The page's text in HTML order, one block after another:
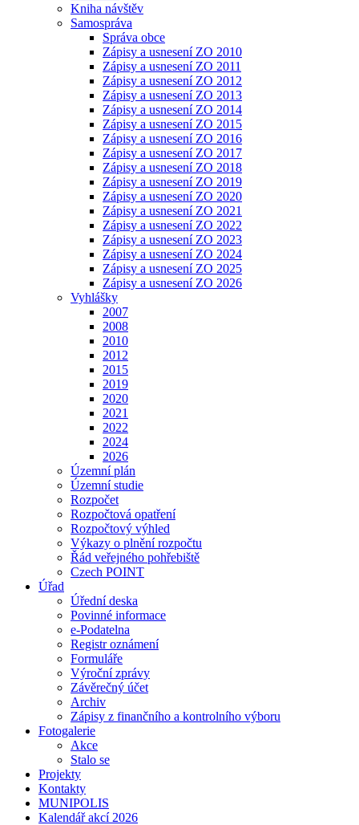
Kniha návštěv
Samospráva
Správa obce
Zápisy a usnesení ZO 2010
Zápisy a usnesení ZO 2011
Zápisy a usnesení ZO 2012
Zápisy a usnesení ZO 2013
Zápisy a usnesení ZO 2014
Zápisy a usnesení ZO 2015
Zápisy a usnesení ZO 2016
Zápisy a usnesení ZO 2017
Zápisy a usnesení ZO 2018
Zápisy a usnesení ZO 2019
Zápisy a usnesení ZO 2020
Zápisy a usnesení ZO 2021
Zápisy a usnesení ZO 2022
Zápisy a usnesení ZO 2023
Zápisy a usnesení ZO 2024
Zápisy a usnesení ZO 2025
Zápisy a usnesení ZO 2026
Vyhlášky
2007
2008
2010
2012
2015
2019
2020
2021
2022
2024
2026
Územní plán
Územní studie
Rozpočet
Rozpočtová opatření
Rozpočtový výhled
Výkazy o plnění rozpočtu
Řád veřejného pohřebiště
Czech POINT
Úřad
Úřední deska
Povinné informace
e-Podatelna
Registr oznámení
Formuláře
Výroční zprávy
Závěrečný účet
Archiv
Zápisy z finančního a kontrolního výboru
Fotogalerie
Akce
Stalo se
Projekty
Kontakty
MUNIPOLIS
Kalendář akcí 2026